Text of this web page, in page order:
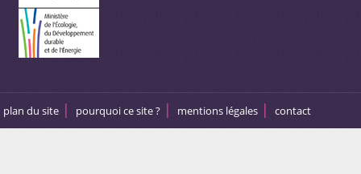
plan du site pourquoi ce site ? mentions légales contact